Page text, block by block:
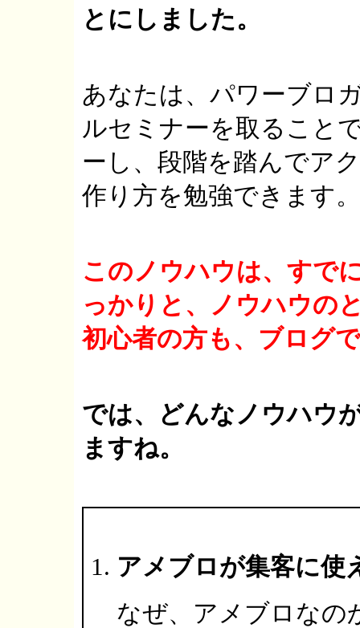
とにしました。
あなたは、パワーブロ
ルセミナーを取ること
ーし、段階を踏んでア
作り方を勉強できます。
このノウハウは、すで
っかりと、ノウハウの
初心者の方も、ブログ
では、どんなノウハウ
ますね。
アメブロが集客に使
なぜ、アメブロなの